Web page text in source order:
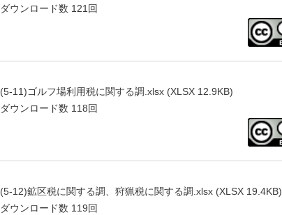
ダウンロード数 121回
(5-11)ゴルフ場利用税に関する調.xlsx (XLSX 12.9KB)
ダウンロード数 118回
(5-12)鉱区税に関する調、狩猟税に関する調.xlsx (XLSX 19.4KB)
ダウンロード数 119回